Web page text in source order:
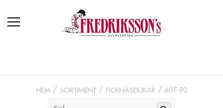
HEM SORTIMENT FICKNÄSDUKAR 607-90